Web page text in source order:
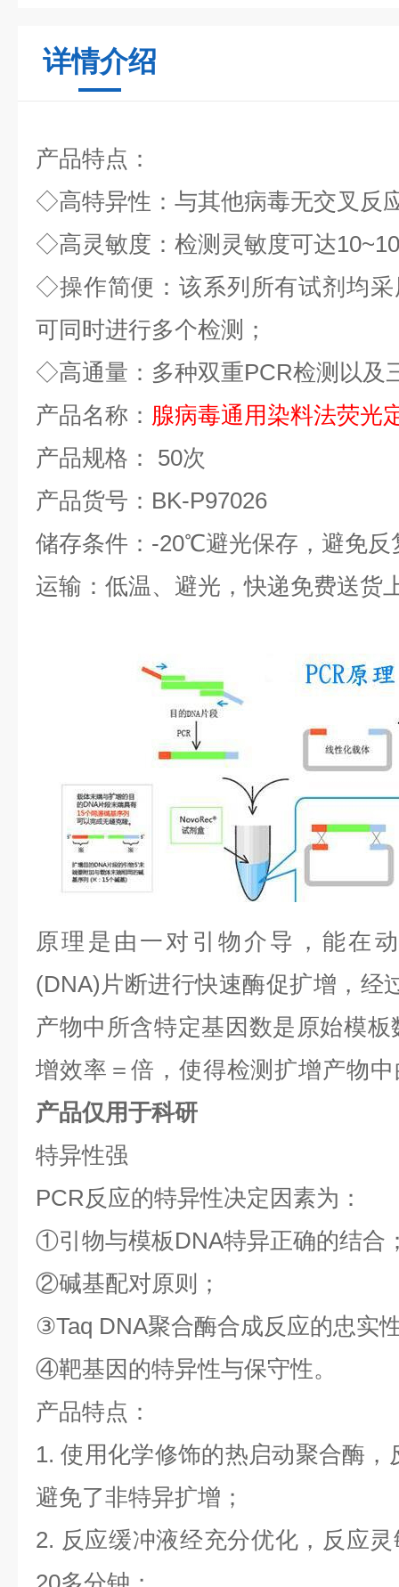
详情介绍
产品特点：
◇高特异性：与其他病毒无交叉反
◇高灵敏度：检测灵敏度可达
◇操作简便：该系列所有试剂均
可同时进行多个检测；
◇高通量：多种双重PCR检测以及
产品名称： 腺病毒通用染料法荧光
产品规格：
50次
产品货号： BK-P97026
储存条件： -20℃避光保存，避免反
运输：低温、避光，快递免费送货
原理是由一对引物介导，能在
(DNA) 片断进行快速酶促扩增，经
产物中所含特定基因数是原始模板
增效率＝倍，使得检测扩增产物
产品仅用于科研
特异性强
PCR反应的特异性决定因素为：
①引物与模板DNA特异正确的结合
②碱基配对原则；
③Taq DNA聚合酶合成反应的忠实
④靶基因的特异性与保守性。
产品特点：
1.使用化学修饰的热启动聚合酶，
避免了非特异扩增；
2. 反应缓冲液经充分优化，反应